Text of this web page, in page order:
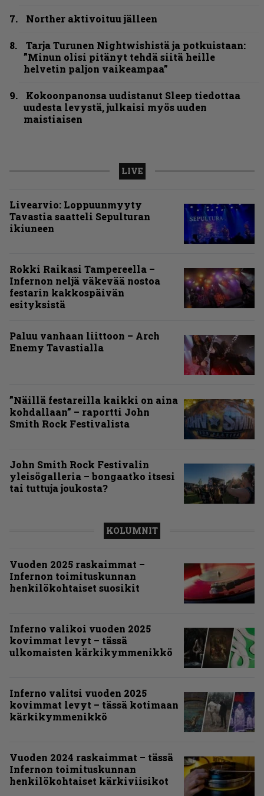
Norther aktivoituu jälleen
Tarja Turunen Nightwishistä ja potkuistaan:
”Minun olisi pitänyt tehdä siitä heille
helvetin paljon vaikeampaa”
Kokoonpanonsa uudistanut Sleep tiedottaa
uudesta levystä, julkaisi myös uuden
maistiaisen
LIVE
Livearvio: Loppuunmyyty
Tavastia saatteli Sepulturan
ikiuneen
Rokki Raikasi Tampereella –
Infernon neljä väkevää nostoa
festarin kakkospäivän
esityksistä
Paluu vanhaan liittoon – Arch
Enemy Tavastialla
”Näillä festareilla kaikki on aina
kohdallaan” – raportti John
Smith Rock Festivalista
John Smith Rock Festivalin
yleisögalleria – bongaatko itsesi
tai tuttuja joukosta?
KOLUMNIT
Vuoden 2025 raskaimmat –
Infernon toimituskunnan
henkilökohtaiset suosikit
Inferno valikoi vuoden 2025
kovimmat levyt – tässä
ulkomaisten kärkikymmenikkö
Inferno valitsi vuoden 2025
kovimmat levyt – tässä kotimaan
kärkikymmenikkö
Vuoden 2024 raskaimmat – tässä
Infernon toimituskunnan
henkilökohtaiset kärkiviisikot